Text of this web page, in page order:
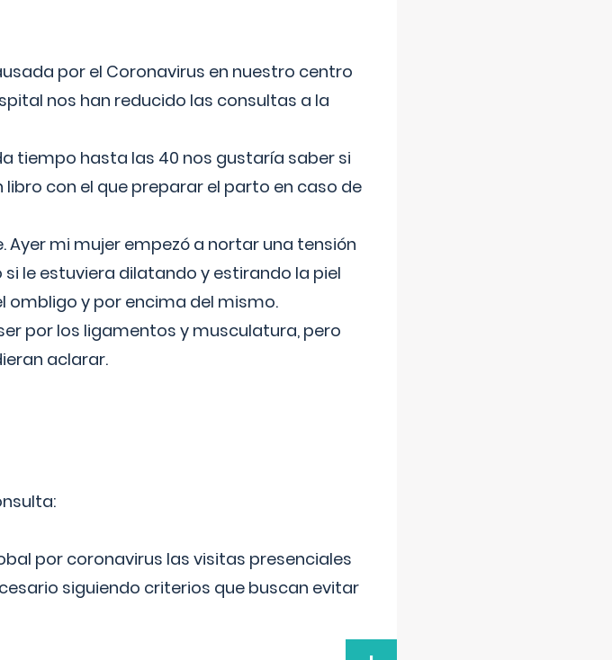
por el Coronavirus en nuestro centro
nos han reducido las consultas a la
tiempo hasta las 40 nos gustaría saber si
con el que preparar el parto en caso de
mi mujer empezó a nortar una tensión
le estuviera dilatando y estirando la piel
y por encima del mismo.
por los ligamentos y musculatura, pero
aclarar.
por coronavirus las visitas presenciales
siguiendo criterios que buscan evitar